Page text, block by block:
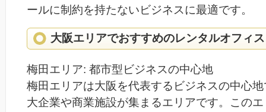
ールに制約を持たないビジネスに最適です。
大阪エリアでおすすめのレンタルオフィス
梅田エリア: 都市型ビジネスの中心地
梅田エリアは大阪を代表するビジネスの中心
大企業や商業施設が集まるエリアです。この